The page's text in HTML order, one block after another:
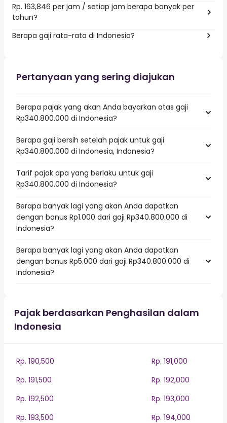
Rp. 163,846 per jam / setiap jam berapa banyak per
tahun?
Berapa gaji rata-rata di Indonesia?
Pertanyaan yang sering diajukan
Berapa pajak yang akan Anda bayarkan atas gaji
Rp340.800.000 di Indonesia?
Berapa gaji bersih setelah pajak untuk gaji
Rp340.800.000 di Indonesia, Indonesia?
Tarif pajak apa yang berlaku untuk gaji
Rp340.800.000 di Indonesia?
Berapa banyak lagi yang akan Anda dapatkan
dengan bonus Rp1.000 dari gaji Rp340.800.000 di
Indonesia?
Berapa banyak lagi yang akan Anda dapatkan
dengan bonus Rp5.000 dari gaji Rp340.800.000 di
Indonesia?
Pajak berdasarkan Penghasilan dalam
Indonesia
Rp. 190,500
Rp. 191,000
Rp. 191,500
Rp. 192,000
Rp. 192,500
Rp. 193,000
Rp. 193,500
Rp. 194,000